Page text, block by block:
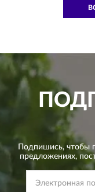
Подпишись, чтобы
предложениях,